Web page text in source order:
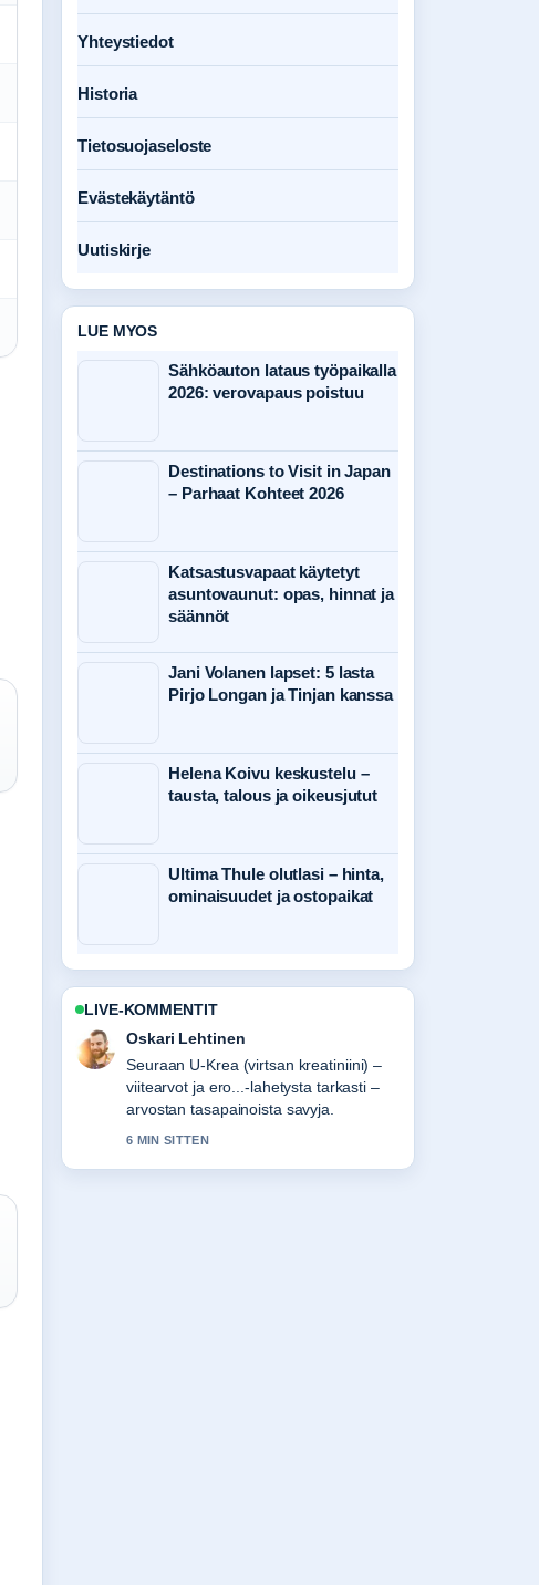
Yhteystiedot
Historia
Tietosuojaseloste
Evästekäytäntö
Uutiskirje
LUE MYOS
Sähköauton lataus työpaikalla
2026: verovapaus poistuu
Destinations to Visit in Japan
– Parhaat Kohteet 2026
Katsastusvapaat käytetyt
asuntovaunut: opas, hinnat ja
säännöt
Jani Volanen lapset: 5 lasta
Pirjo Longan ja Tinjan kanssa
Helena Koivu keskustelu –
tausta, talous ja oikeusjutut
Ultima Thule olutlasi – hinta,
ominaisuudet ja ostopaikat
LIVE-KOMMENTIT
Sanni Heikkinen
Hyvaa taustoitusta aiheesta Sauna ja
keuhkoputkentulehdus – milloin on
turvallista.... Pytkethan taman